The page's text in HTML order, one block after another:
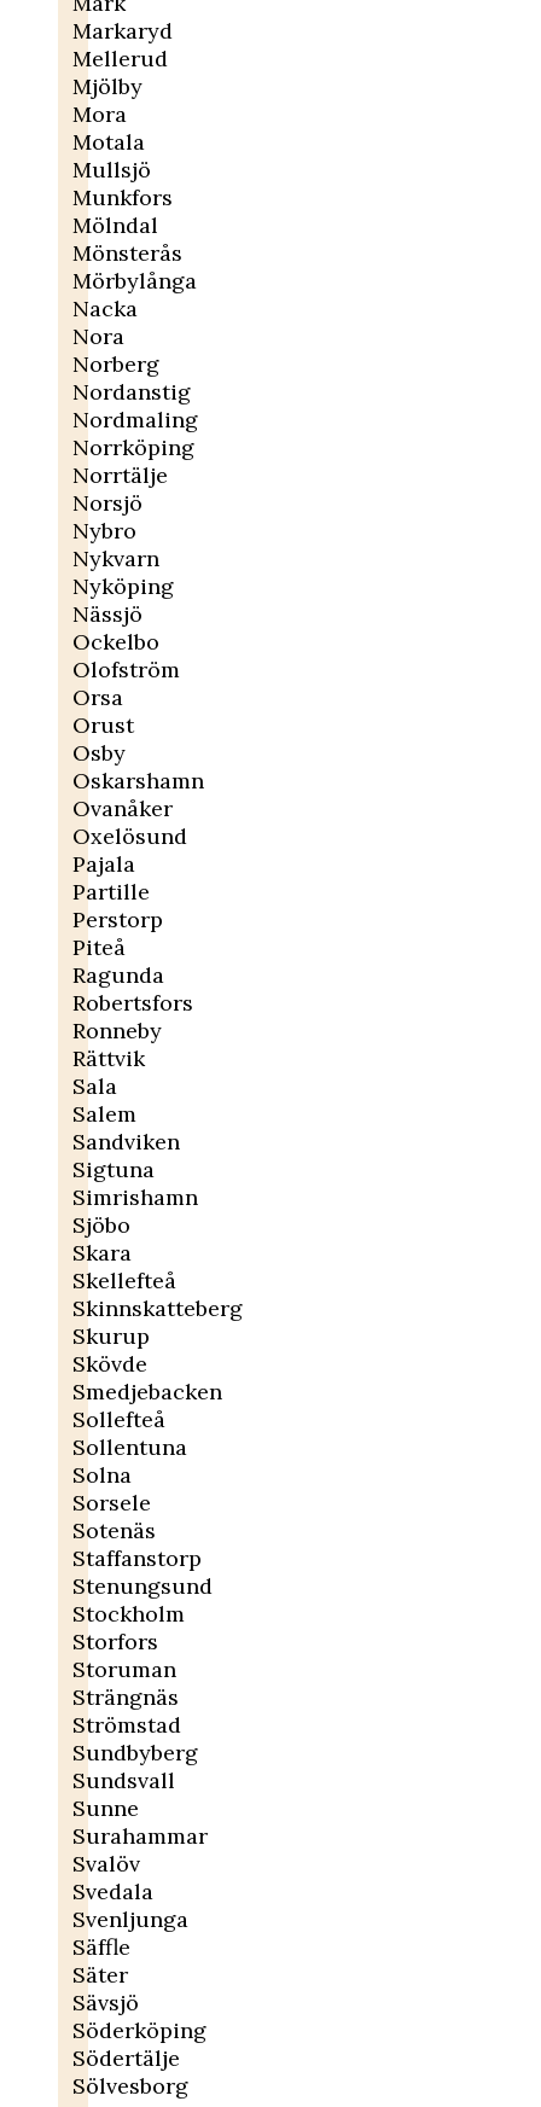
Markaryd
Mellerud
Mjölby
Mora
Motala
Mullsjö
Munkfors
Mölndal
Mönsterås
Mörbylånga
Nacka
Nora
Norberg
Nordanstig
Nordmaling
Norrköping
Norrtälje
Norsjö
Nybro
Nykvarn
Nyköping
Nässjö
Ockelbo
Olofström
Orsa
Orust
Osby
Oskarshamn
Ovanåker
Oxelösund
Pajala
Partille
Perstorp
Piteå
Ragunda
Robertsfors
Ronneby
Rättvik
Sala
Salem
Sandviken
Sigtuna
Simrishamn
Sjöbo
Skara
Skellefteå
Skinnskatteberg
Skurup
Skövde
Smedjebacken
Sollefteå
Sollentuna
Solna
Sorsele
Sotenäs
Staffanstorp
Stenungsund
Stockholm
Storfors
Storuman
Strängnäs
Strömstad
Sundbyberg
Sundsvall
Sunne
Surahammar
Svalöv
Svedala
Svenljunga
Säffle
Säter
Sävsjö
Söderköping
Södertälje
Sölvesborg